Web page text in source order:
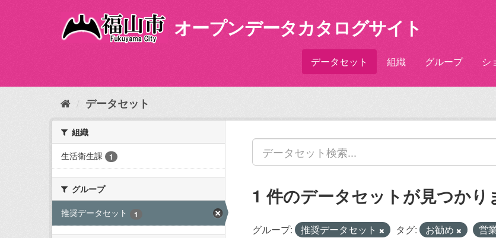
内
オープンデータカタログサイト
データセット 組織 グループ シ
データセット
組織
生活衛生課
1
グループ
推奨データセット
1
1 件のデータセットが見つかり
グループ: 推奨データセット タグ: お勧め
営